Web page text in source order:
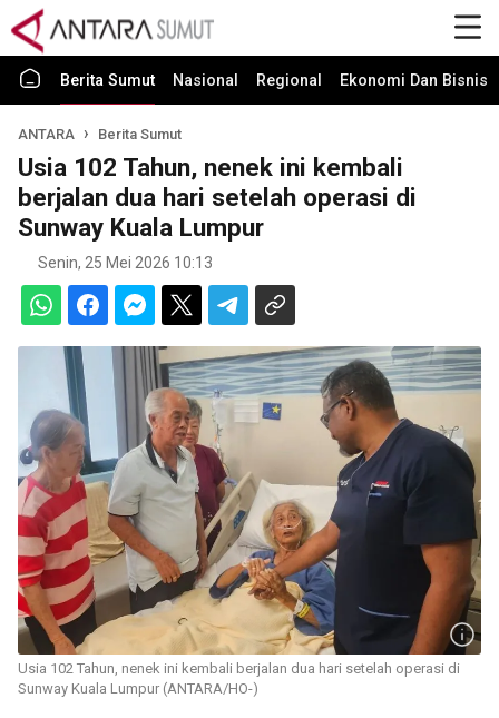
Berita Sumut Nasional Regional Ekonomi Dan Bisnis
ANTARA Berita Sumut
Usia 102 Tahun, nenek ini kembali
berjalan dua hari setelah operasi di
Sunway Kuala Lumpur
Senin, 25 Mei 2026 10:13
Usia 102 Tahun, nenek ini kembali berjalan dua hari setelah operasi di
Sunway Kuala Lumpur (ANTARA/HO-)